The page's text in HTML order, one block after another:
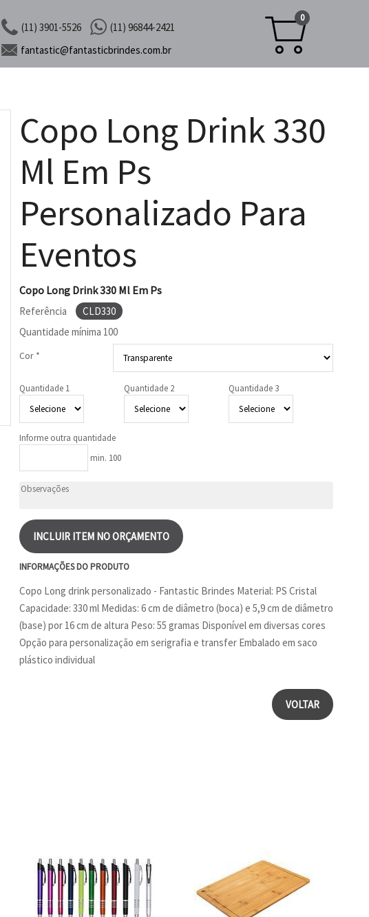
(11) 3901-5526
(11) 96844-2421
fantastic@fantasticbrindes.com.br
0
Copo Long Drink 330
Ml Em Ps
Personalizado Para
Eventos
Copo Long Drink 330 Ml Em Ps
Referência
CLD330
Quantidade mínima 100
Cor *
Quantidade 1 Quantidade 2 Quantidade 3
Informe outra quantidade
min. 100
INCLUIR ITEM NO ORÇAMENTO
INFORMAÇÕES DO PRODUTO
Copo Long drink personalizado - Fantastic Brindes Material: PS Cristal
Capacidade: 330 ml Medidas: 6 cm de diâmetro (boca) e 5,9 cm de diâmetro
(base) por 16 cm de altura Peso: 55 gramas Disponível em diversas cores
Opção para personalização em serigrafia e transfer Embalado em saco
plástico individual
VOLTAR